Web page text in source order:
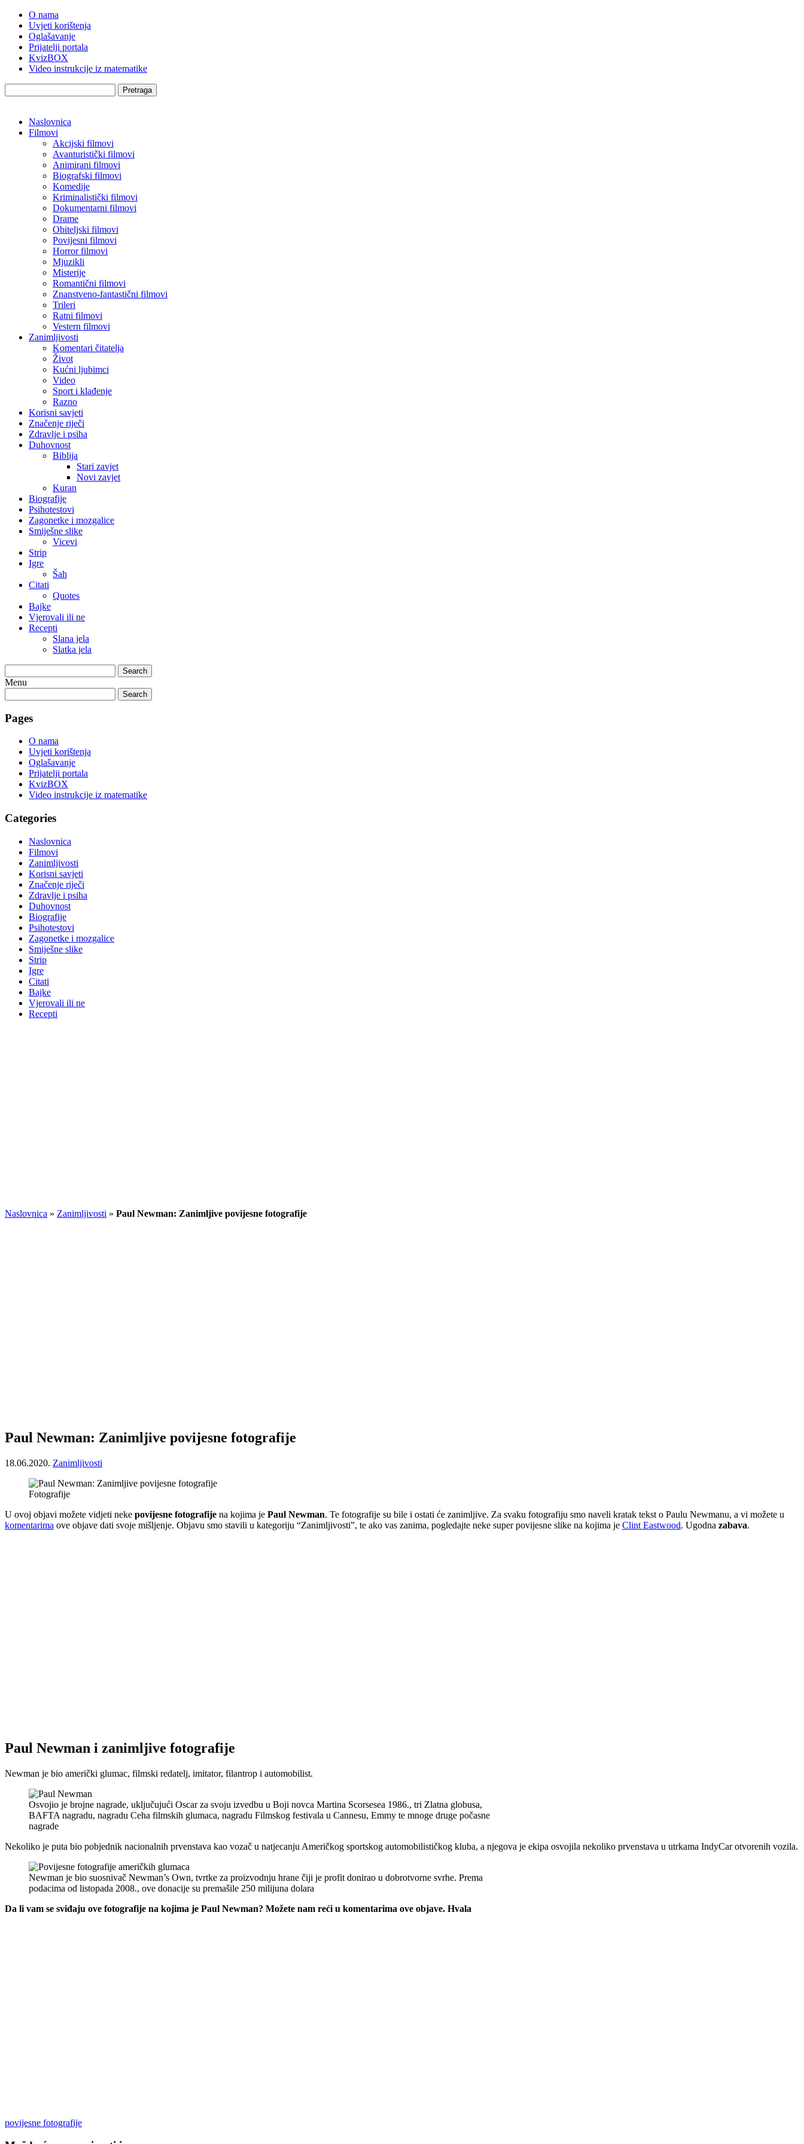
O nama
Uvjeti korištenja
Oglašavanje
Prijatelji portala
KvizBOX
Video instrukcije iz matematike
Pretraga
Naslovnica
Filmovi
Akcijski filmovi
Avanturistički filmovi
Animirani filmovi
Biografski filmovi
Komedije
Kriminalistički filmovi
Dokumentarni filmovi
Drame
Obiteljski filmovi
Povijesni filmovi
Horror filmovi
Mjuzikli
Misterije
Romantični filmovi
Znanstveno-fantastični filmovi
Trileri
Ratni filmovi
Vestern filmovi
Zanimljivosti
Komentari čitatelja
Život
Kućni ljubimci
Video
Sport i klađenje
Razno
Korisni savjeti
Značenje riječi
Zdravlje i psiha
Duhovnost
Biblija
Stari zavjet
Novi zavjet
Kuran
Biografije
Psihotestovi
Zagonetke i mozgalice
Smiješne slike
Vicevi
Strip
Igre
Šah
Citati
Quotes
Bajke
Vjerovali ili ne
Recepti
Slana jela
Slatka jela
Search
Menu
Search
Pages
O nama
Uvjeti korištenja
Oglašavanje
Prijatelji portala
KvizBOX
Video instrukcije iz matematike
Categories
Naslovnica
Filmovi
Zanimljivosti
Korisni savjeti
Značenje riječi
Zdravlje i psiha
Duhovnost
Biografije
Psihotestovi
Zagonetke i mozgalice
Smiješne slike
Strip
Igre
Citati
Bajke
Vjerovali ili ne
Recepti
Naslovnica » Zanimljivosti » Paul Newman: Zanimljive povijesne fotografije
Paul Newman: Zanimljive povijesne fotografije
18.06.2020. Zanimljivosti
Fotografije
U ovoj objavi možete vidjeti neke povijesne fotografije na kojima je Paul Newman. Te fotografije su bile i ostati će zanimljive. Za svaku fotografiju smo naveli kratak tekst o Paulu Newmanu, a vi možete u
komentarima ove objave dati svoje mišljenje. Objavu smo stavili u kategoriju “Zanimljivosti”, te ako vas zanima, pogledajte neke super povijesne slike na kojima je Clint Eastwood. Ugodna zabava.
Paul Newman i zanimljive fotografije
Newman je bio američki glumac, filmski redatelj, imitator, filantrop i automobilist.
Osvojio je brojne nagrade, uključujući Oscar za svoju izvedbu u Boji novca Martina Scorsesea 1986., tri Zlatna globusa,
BAFTA nagradu, nagradu Ceha filmskih glumaca, nagradu Filmskog festivala u Cannesu, Emmy te mnoge druge počasne
nagrade
Nekoliko je puta bio pobjednik nacionalnih prvenstava kao vozač u natjecanju Američkog sportskog automobilističkog kluba, a njegova je ekipa osvojila nekoliko prvenstava u utrkama IndyCar otvorenih vozila.
Newman je bio suosnivač Newman’s Own, tvrtke za proizvodnju hrane čiji je profit donirao u dobrotvorne svrhe. Prema
podacima od listopada 2008., ove donacije su premašile 250 milijuna dolara
Da li vam se sviđaju ove fotografije na kojima je Paul Newman? Možete nam reći u komentarima ove objave. Hvala
povijesne fotografije